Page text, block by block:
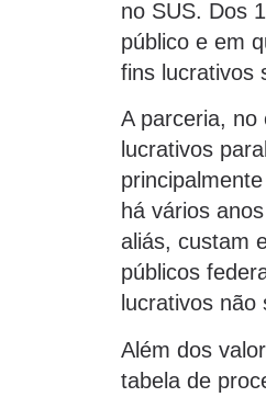
no SUS. Dos
público e em
fins lucrativos
A parceria, no
lucrativos
há vários
aliás, custam
públicos
lucrativos
Além dos
tabela de